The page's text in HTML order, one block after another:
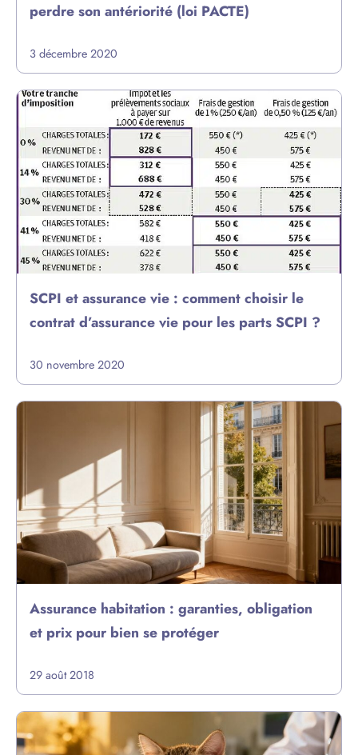
perdre son antériorité (loi PACTE)
3 décembre 2020
SCPI et assurance vie : comment choisir le
contrat d’assurance vie pour les parts SCPI ?
30 novembre 2020
Assurance habitation : garanties, obligation
et prix pour bien se protéger
29 août 2018